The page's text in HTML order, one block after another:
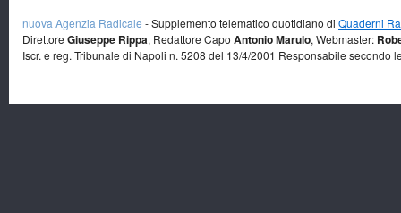
nuova Agenzia Radicale - Supplemento telematico quotidiano di Quaderni
Direttore Giuseppe Rippa, Redattore Capo Antonio Marulo, Webmaster:
Iscr. e reg. Tribunale di Napoli n. 5208 del 13/4/2001 Responsabile secondo